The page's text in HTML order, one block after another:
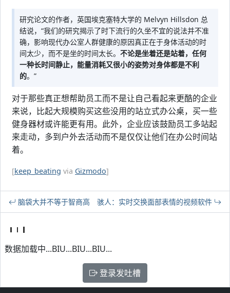
研究论文的作者，英国埃克塞特大学的 Melvyn Hillsdon 总
结说，“我们的研究揭示了时下流行的久坐不宜的说法并不准
确，影响现代办公室人群健康的原因真正在于身体活动的时
间太少，而不是坐的时间太长。 不论是坐着还是站着，任何
一种长时间静止，能量消耗又很小的姿势对身体都是不利
的。”
对于那些真正想帮助员工而不是让自己看起来更酷的企业
来说，比起大规模购买这些没用的站立式办公桌，买一些
健身器材或许能更有用。此外，企业应该鼓励员工多站起
来走动，多到户外去活动而不是仅仅让他们在办公时间站
着。
[keep_beating via Gizmodo]
脑袋大并不等于智商高 骇人：实时交换面部表情的视频软件
数据加载中...BIU...BIU...BIU...
登录发吐槽